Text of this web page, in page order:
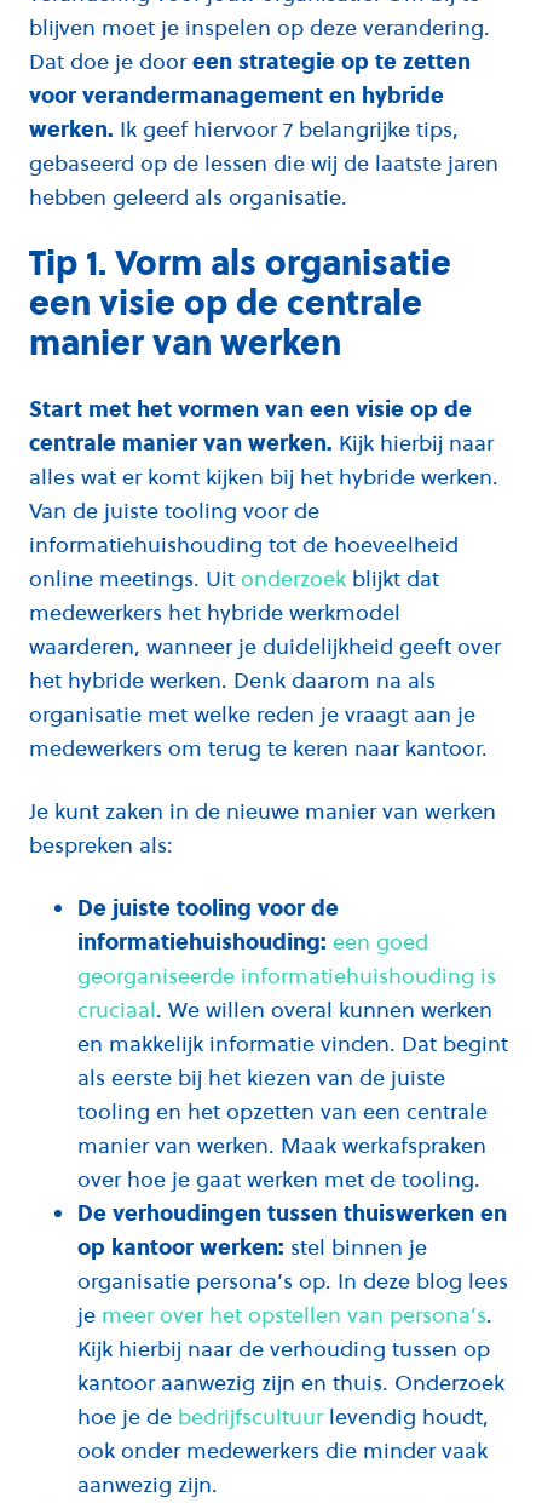
blijven moet je inspelen op deze verandering.
Dat doe je dooreen strategie op te zetten
voor verandermanagement en hybride
werken. Ik geef hiervoor 7 belangrijke tips,
gebaseerd op de lessen die wij de laatste jaren
hebben geleerd als organisatie.
Tip 1. Vorm als organisatie
een visie op de centrale
manier van werken
Start met het vormen van een visie op de
centrale manier van werken. Kijk hierbij naar
alles wat er komt kijken bij het hybride werken.
Van de juiste tooling voor de
informatiehuishouding tot de hoeveelheid
online meetings. Uit onderzoek blijkt dat
medewerkers het hybride werkmodel
waarderen, wanneer je duidelijkheid geeft over
het hybride werken. Denk daarom na als
organisatie met welke reden je vraagt aan je
medewerkers om terug te keren naar kantoor.
Je kunt zaken in de nieuwe manier van werken
bespreken als:
De juiste tooling voor de
informatiehuishouding: een goed
georganiseerde informatiehuishouding is
cruciaal. We willen overal kunnen werken
en makkelijk informatie vinden. Dat begint
als eerste bij het kiezen van de juiste
tooling en het opzetten van een centrale
manier van werken. Maak werkafspraken
over hoe je gaat werken met de tooling.
De verhoudingen tussen thuiswerken en
op kantoor werken: stel binnen je
organisatie persona’s op. In deze blog lees
je meer over het opstellen van persona’s.
Kijk hierbij naar de verhouding tussen op
kantoor aanwezig zijn en thuis. Onderzoek
hoe je de bedrijfscultuur levendig houdt,
ook onder medewerkers die minder vaak
aanwezig zijn.